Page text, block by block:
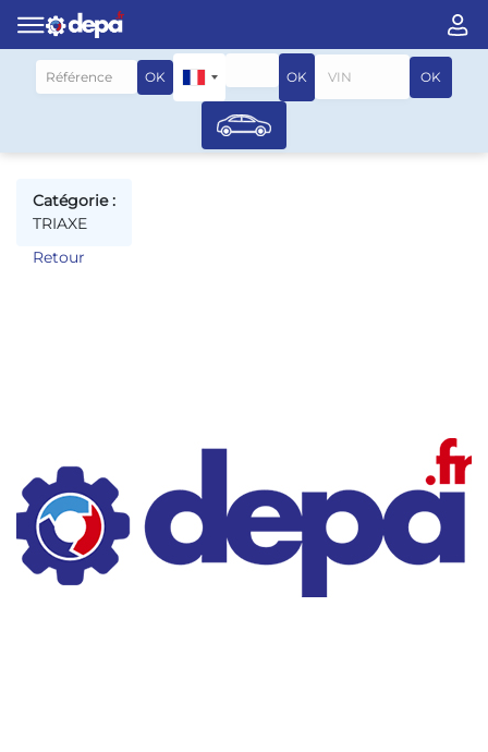
OK OK OK
Rechercher par véhicule
Catégorie :
TRIAXE
Retour